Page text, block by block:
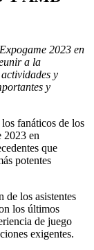
2023 en
a la
y
y
fanáticos de los
2023 en
que
potentes
de los asistentes
los últimos
de juego
exigentes.